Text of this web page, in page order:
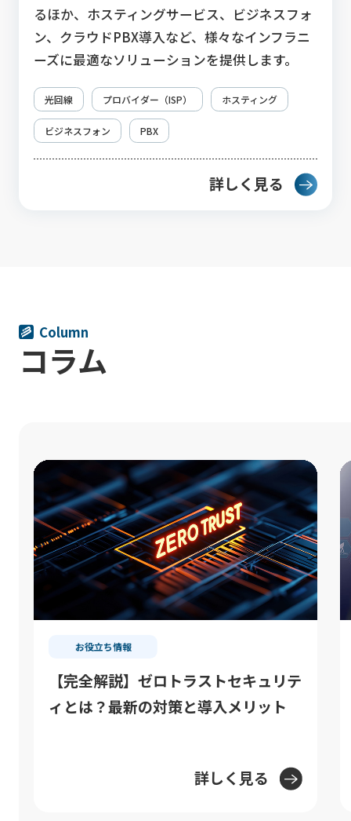
るほか、ホスティングサービス、ビジネスフォ
ン、クラウドPBX導入など、様々なインフラニ
ーズに最適なソリューションを提供します。
光回線 プロバイダー（ISP） ホスティング
ビジネスフォン PBX
詳しく見る
Column
コラム
お役立ち情報
【完全解説】ゼロトラストセキュリテ
ィとは？最新の対策と導入メリット
詳しく見る